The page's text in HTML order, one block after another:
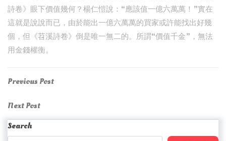
詩卷》眼下價值幾何？楊仁愷說：“應該值一億六萬萬！”實在
這就是說說而已，由於能出一億六萬萬的買家或許能找出好幾
個，但《苕溪詩卷》倒是唯一無二的。所謂“價值千金”，無法
用金錢權衡。
Post
navigation
Previous
Previous Post
Next
Post
Next Post
Search